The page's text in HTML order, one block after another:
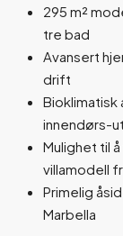
295 m²
tre bad
Avansert
drift
Bioklimatisk
innendørs-
Mulighet til
villamodell
Primelig
Marbella